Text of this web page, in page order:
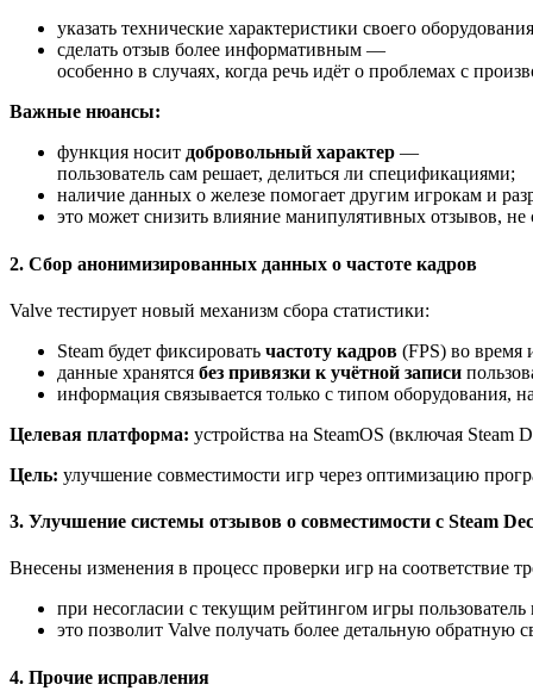
указать технические характеристики своего
сделать отзыв более информативным —
особенно в случаях, когда речь идёт о проблемах с
Важные нюансы:
функция носит добровольный характер —
пользователь сам решает, делиться ли спецификациями;
наличие данных о железе помогает другим игрокам и
это может снизить влияние манипулятивных отзывов, не
2. Сбор анонимизированных данных о частоте кадров
Valve тестирует новый механизм сбора статистики:
Steam будет фиксировать частоту кадров (FPS) во время
данные хранятся без привязки к учётной записи
информация связывается только с типом оборудования,
Целевая платформа: устройства на SteamOS (включая
Цель: улучшение совместимости игр через оптимизацию
3. Улучшение системы отзывов о совместимости с Steam
Внесены изменения в процесс проверки игр на соответствие
при несогласии с текущим рейтингом игры
это позволит Valve получать более детальную обратную
4. Прочие исправления